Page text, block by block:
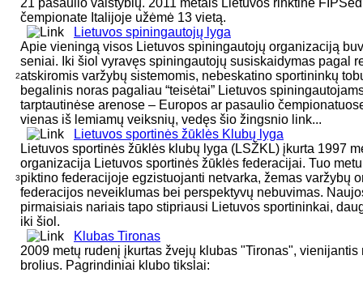
čempionate Italijoje užėmė 13 vietą.
2
Lietuvos spiningautojų lyga
Apie vieningą visos Lietuvos spiningautojų organizaciją
seniai. Iki šiol vyravęs spiningautojų susiskaidymas pagal
atskiromis varžybų sistemomis, nebeskatino sportininkų
begalinis noras pagaliau “teisėtai” Lietuvos
tarptautinėse arenose – Europos ar pasaulio
vienas iš lemiamų veiksnių, vedęs šio žingsnio link...
3
Lietuvos sportinės žūklės Klubų lyga
Lietuvos sportinės žūklės klubų lyga (LSŽKL) įkurta 1997
organizacija Lietuvos sportinės žūklės federacijai. Tuo
piktino federacijoje egzistuojanti netvarka, žemas varžybų
federacijos neveiklumas bei perspektyvų nebuvimas.
pirmaisiais nariais tapo stipriausi Lietuvos sportininkai,
iki šiol.
Klubas Tironas
2009 metų rudenį įkurtas žvejų klubas "Tironas", vienijantis
brolius. Pagrindiniai klubo tikslai: